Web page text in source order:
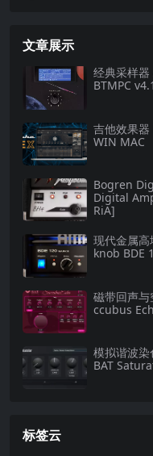
文章展示
经典采样
BTMPC
吉他效果
WIN MAC
Bogren
Digital
RiA]
现代金属
knob BDE
磁带回声
ccubus
模拟谐波
BAT
标签云